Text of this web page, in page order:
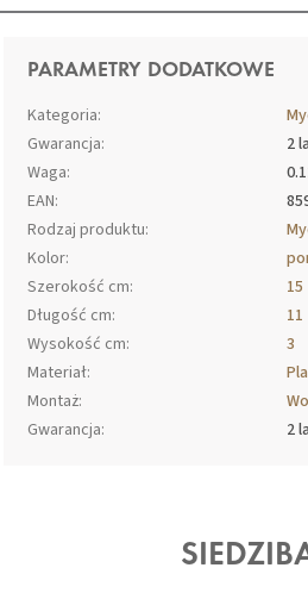
PARAMETRY DODATKOWE
Kategoria:
Gwarancja:
2
Waga:
EAN:
Rodzaj produktu:
Kolor:
Szerokość cm:
15
Długość cm:
11
Wysokość cm:
3
Materiał:
Montaż:
Gwarancja: 2